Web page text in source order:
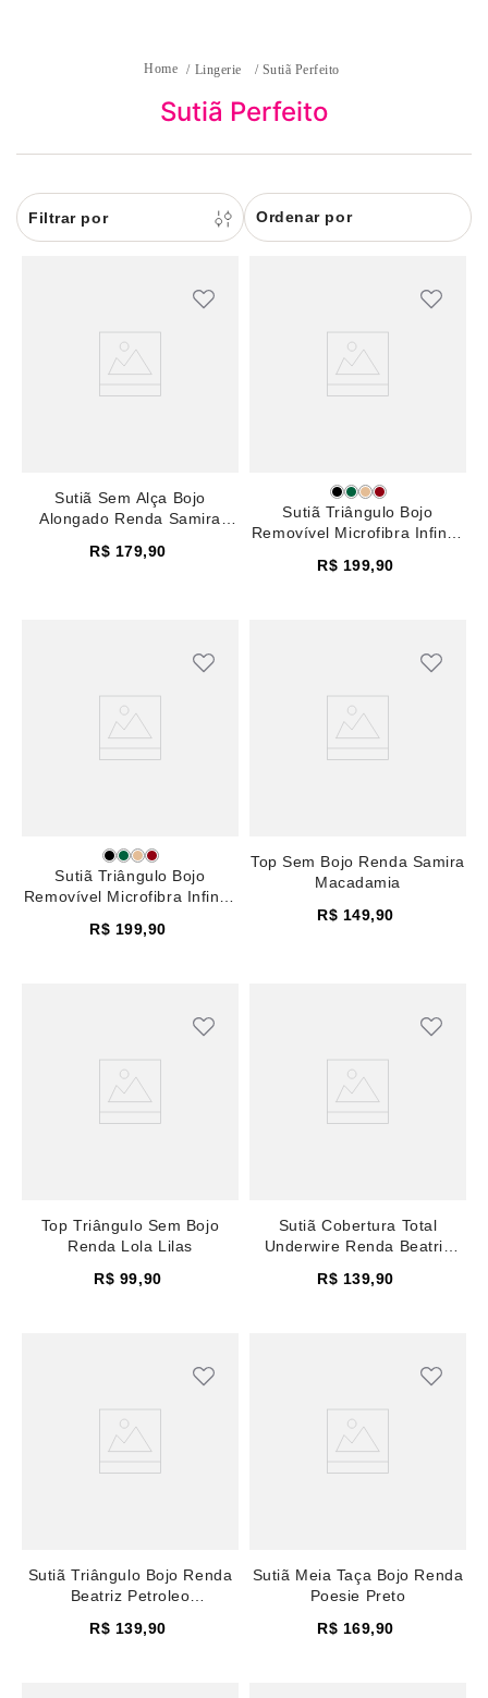
Lingerie Sutiã Perfeito
Sutiã Perfeito
Ordenar por
Sutiã Sem Alça Bojo
Alongado Renda Samira
R$ 179,90
Sutiã Triângulo Bojo
Removível Microfibra Infinity
R$ 199,90
Sutiã Triângulo Bojo
Removível Microfibra Infinity
R$ 199,90
Top Sem Bojo Renda Samira
Macadamia
R$ 149,90
Top Triângulo Sem Bojo
Renda Lola Lilas
R$ 99,90
Sutiã Cobertura Total
Underwire Renda Beatriz
R$ 139,90
Sutiã Triângulo Bojo Renda
Beatriz Petroleo
R$ 139,90
Sutiã Meia Taça Bojo Renda
Poesie Preto
R$ 169,90